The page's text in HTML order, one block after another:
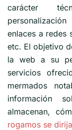
carácter
enlaces a redes
etc. El objetivo
la web a su
servicios
mermados
información
almacenan,
rogamos se